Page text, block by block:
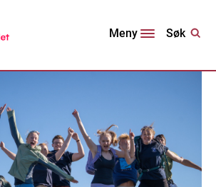
Meny Søk